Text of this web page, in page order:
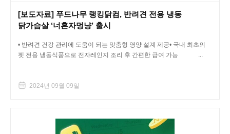
[보도자료] 푸드나무 랭킹닭컴, 반려견 전용 냉동
닭가슴살 ‘너혼자멍냥’ 출시
• 반려견 건강 관리에 도움이 되는 맞춤형 영양 설계 제공• 국내 최초의
펫 전용 냉동식품으로 전자레인지 조리 후 간편한 급여 가능 ...
2024년 09월 09일